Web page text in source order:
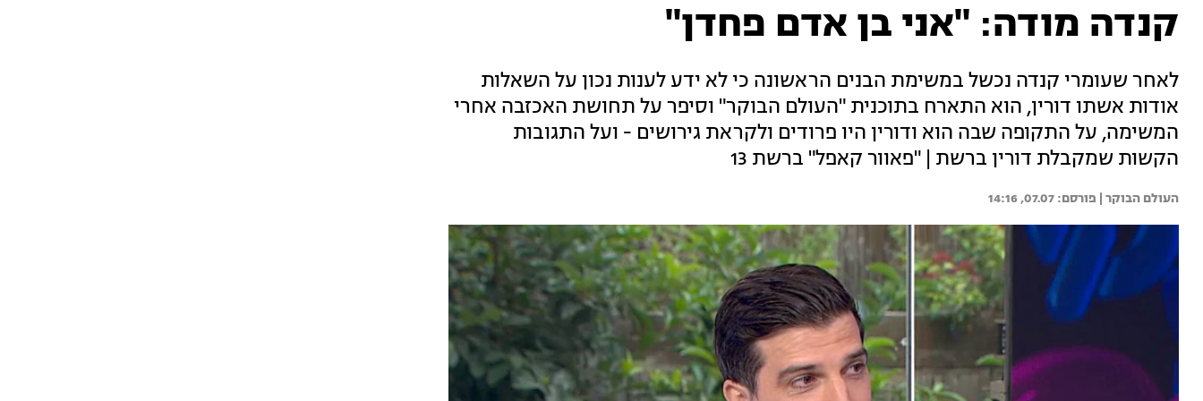
קנדה מודה: "אני בן אדם פחדן"
לאחר שעומרי קנדה נכשל במשימת הבנים הראשונה כי לא ידע לענות נכון על השאלות
אודות אשתו דורין, הוא התארח בתוכנית "העולם הבוקר" וסיפר על תחושת האכזבה אחרי
המשימה, על התקופה שבה הוא ודורין היו פרודים ולקראת גירושים - ועל התגובות
הקשות שמקבלת דורין ברשת | "פאוור קאפל" ברשת 13
העולם הבוקר | 07.07, 14:16